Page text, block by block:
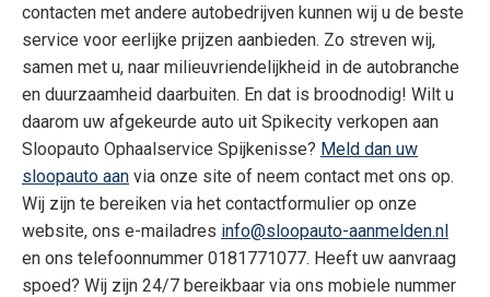
contacten met andere autobedrijven kunnen wij u de beste
service voor eerlijke prijzen aanbieden. Zo streven wij,
samen met u, naar milieuvriendelijkheid in de autobranche
en duurzaamheid daarbuiten. En dat is broodnodig! Wilt u
daarom uw afgekeurde auto uit Spikecity verkopen aan
Sloopauto Ophaalservice Spijkenisse? Meld dan uw
sloopauto aan via onze site of neem contact met ons op.
Wij zijn te bereiken via het contactformulier op onze
website, ons e-mailadres info@sloopauto-aanmelden.nl
en ons telefoonnummer 0181771077. Heeft uw aanvraag
spoed? Wij zijn 24/7 bereikbaar via ons mobiele nummer